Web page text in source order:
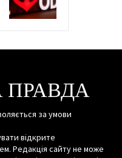
ПРАВДА
за умови
відкрите
Редакція сайту не може